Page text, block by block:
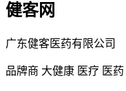
健客网
广东健客医药有限公司
品牌商 大健康 医疗 医药